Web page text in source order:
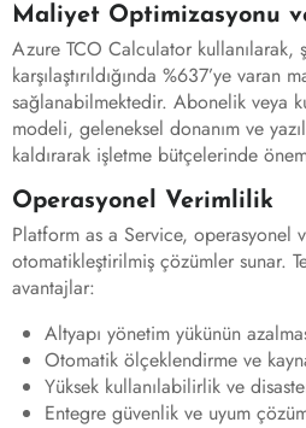
Maliyet Optimizasyonu
Azure TCO Calculator kullanılarak,
karşılaştırıldığında %637’ye varan
sağlanabilmektedir. Abonelik veya
modeli, geleneksel donanım ve
kaldırarak işletme bütçelerinde
Operasyonel Verimlilik
Platform as a Service, operasyonel
otomatikleştirilmiş çözümler sunar.
avantajlar:
Altyapı yönetim yükünün
Otomatik ölçeklendirme ve
Yüksek kullanılabilirlik ve
Entegre güvenlik ve uyum